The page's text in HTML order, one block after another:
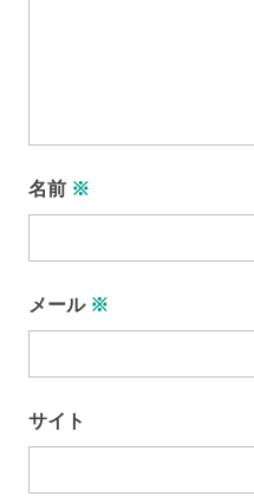
名前 ※
メール ※
サイト